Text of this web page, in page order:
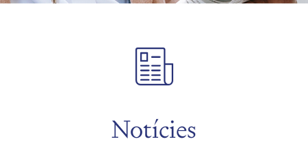
Notícies